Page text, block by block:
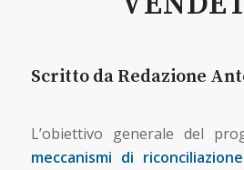
Scritto da Redazione
L’obiettivo generale del
meccanismi di